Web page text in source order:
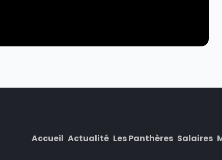
Accueil Actualité Les Panthères Salaires